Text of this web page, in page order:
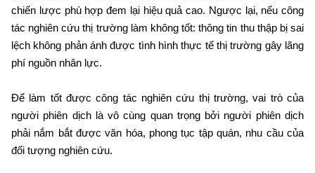
chiến lược phù hợp đem lại hiệu quả cao. Ngược lại, nếu công
tác nghiên cứu thị trường làm không tốt: thông tin thu thập bị sai
lệch không phản ánh được tình hình thực tế thị trường gây lãng
phí nguồn nhân lực.
Để làm tốt được công tác nghiên cứu thị trường, vai trò của
người phiên dịch là vô cùng quan trọng bởi người phiên dịch
phải nắm bắt được văn hóa, phong tục tập quán, nhu cầu của
đối tượng nghiên cứu.